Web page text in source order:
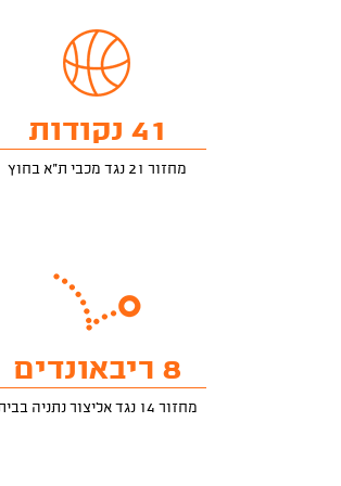
41 נקודות
מחזור 21 נגד מכבי ת"א בחוץ
8 ריבאונדים
מחזור 14 נגד אליצור נתניה בבית